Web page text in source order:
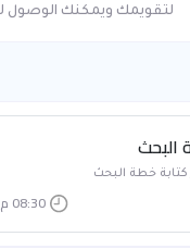
لتقويمك ويمكنك الوصول
البحث
خطة البحث
08:30 م - 10:00 م